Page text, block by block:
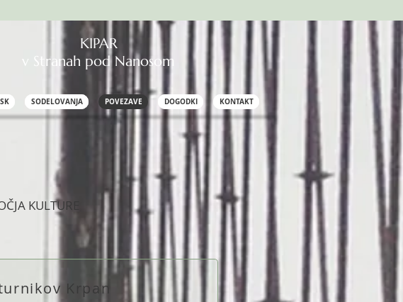
KIPAR
v Stranah pod Nanosom
SODELOVANJA POVEZAVE DOGODKI KONTAKT
KULTURE
Krpan